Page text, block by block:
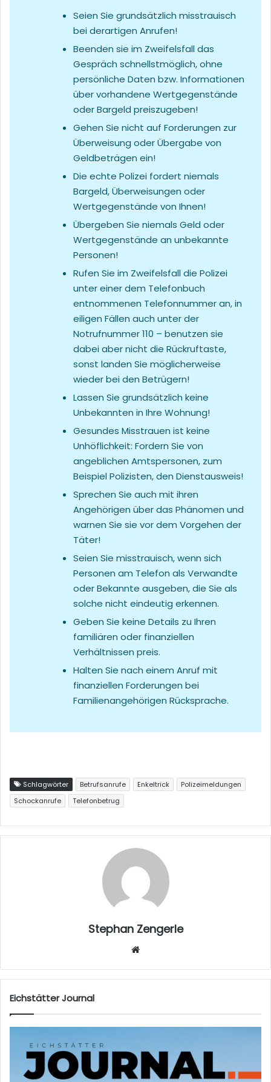
Seien Sie grundsätzlich misstrauisch
bei derartigen Anrufen!
Beenden sie im Zweifelsfall das
Gespräch schnellstmöglich, ohne
persönliche Daten bzw. Informationen
über vorhandene Wertgegenstände
oder Bargeld preiszugeben!
Gehen Sie nicht auf Forderungen zur
Überweisung oder Übergabe von
Geldbeträgen ein!
Die echte Polizei fordert niemals
Bargeld, Überweisungen oder
Wertgegenstände von Ihnen!
Übergeben Sie niemals Geld oder
Wertgegenstände an unbekannte
Personen!
Rufen Sie im Zweifelsfall die Polizei
unter einer dem Telefonbuch
entnommenen Telefonnummer an, in
eiligen Fällen auch unter der
Notrufnummer 110 – benutzen sie
dabei aber nicht die Rückruftaste,
sonst landen Sie möglicherweise
wieder bei den Betrügern!
Lassen Sie grundsätzlich keine
Unbekannten in Ihre Wohnung!
Gesundes Misstrauen ist keine
Unhöflichkeit: Fordern Sie von
angeblichen Amtspersonen, zum
Beispiel Polizisten, den Dienstausweis!
Sprechen Sie auch mit ihren
Angehörigen über das Phänomen und
warnen Sie sie vor dem Vorgehen der
Täter!
Seien Sie misstrauisch, wenn sich
Personen am Telefon als Verwandte
oder Bekannte ausgeben, die Sie als
solche nicht eindeutig erkennen.
Geben Sie keine Details zu Ihren
familiären oder finanziellen
Verhältnissen preis.
Halten Sie nach einem Anruf mit
finanziellen Forderungen bei
Familienangehörigen Rücksprache.
Schlagwörter Betrufsanrufe Enkeltrick
Polizeimeldungen
Schockanrufe
Telefonbetrug
Stephan Zengerle
sei
Eichstätter Journal